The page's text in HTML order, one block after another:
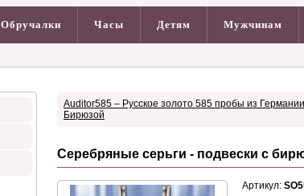
Обручалки Часы Детям Мужчинам
Auditor585 – Русское золото 585 пробы из
Бирюзой
Серебряные серьги - подвески с
Артикул: